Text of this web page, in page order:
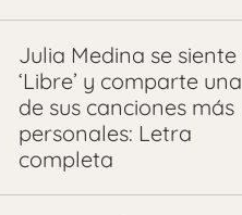
Julia Medina se siente
‘Libre’ y comparte una
de sus canciones más
personales: Letra
completa